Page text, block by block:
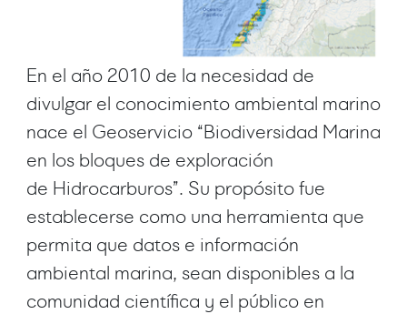
En el año 2010 de la necesidad de
divulgar el conocimiento ambiental marino
nace el Geoservicio “Biodiversidad Marina
en los bloques de exploración
de Hidrocarburos”. Su propósito fue
establecerse como una herramienta que
permita que datos e información
ambiental marina, sean disponibles a la
comunidad científica y el público en